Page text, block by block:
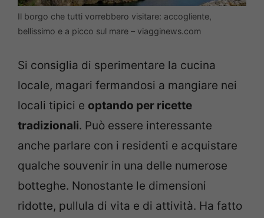
Il borgo che tutti vorrebbero visitare: accogliente,
bellissimo e a picco sul mare – viagginews.com
Si consiglia di sperimentare la cucina
locale, magari fermandosi a mangiare nei
locali tipici e optando per ricette
tradizionali. Può essere interessante
anche parlare con i residenti e acquistare
qualche souvenir in una delle numerose
botteghe. Nonostante le dimensioni
ridotte, pullula di vita e di attività. Ha fatto